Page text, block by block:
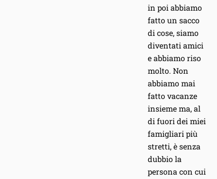
in poi abbiamo
fatto un sacco
di cose, siamo
diventati amici
e abbiamo riso
molto. Non
abbiamo mai
fatto vacanze
insieme ma, al
di fuori dei miei
famigliari più
stretti, è senza
dubbio la
persona con cui